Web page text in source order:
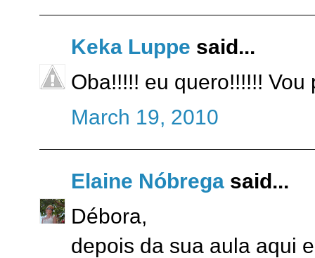
Keka Luppe said...
Oba!!!!! eu quero!!!!!!
March 19, 2010
Elaine Nóbrega said...
Débora,
depois da sua aula aqui